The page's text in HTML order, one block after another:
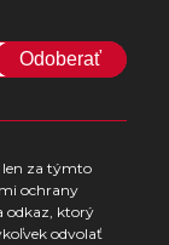
Odoberať
len za týmto
ochrany
odkaz, ktorý
odvolať